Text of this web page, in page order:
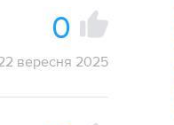
0
вересня 2025